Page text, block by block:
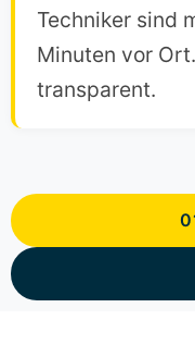
Techniker sind
Minuten vor
transparent.